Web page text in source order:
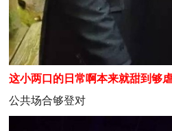
这小两口的日常啊本来就甜到够虐
公共场合够登对